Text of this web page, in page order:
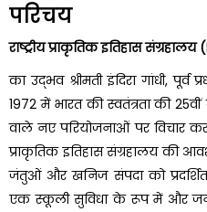
परिचय
राष्ट्रीय प्राकृतिक इतिहास संग्रहालय
का उद्भव श्रीमती इंदिरा गांधी, पूर्व
1972 में भारत की स्वतंत्रता की
वाले नए परियोजनाओं पर विचार
प्राकृतिक इतिहास संग्रहालय की
जंतुओं और खनिज संपदा को
एक स्कूली सुविधा के रूप में और